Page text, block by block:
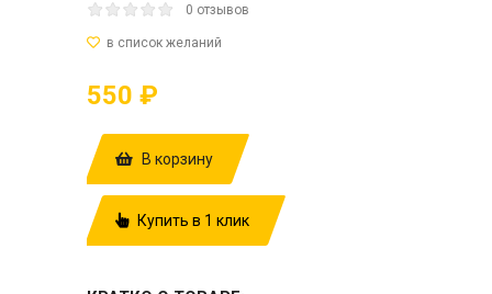
0 отзывов
550 ₽
В корзину
Купить в 1 клик